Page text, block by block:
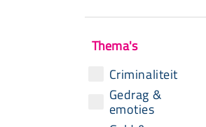
Thema's
Criminaliteit
Gedrag &
emoties